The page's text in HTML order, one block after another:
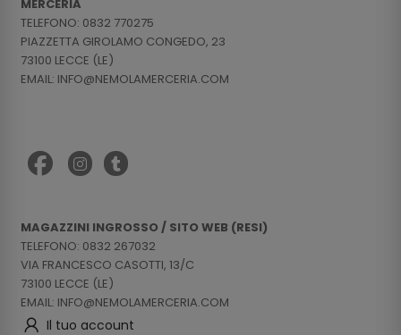
MERCERIA
TELEFONO: 0832 770275
PIAZZETTA GIROLAMO CONGEDO, 23
73100 LECCE (LE)
EMAIL: INFO@NEMOLAMERCERIA.COM
MAGAZZINI INGROSSO / SITO WEB (RESI)
TELEFONO: 0832 267032
VIA FRANCESCO CASOTTI, 13/C
73100 LECCE (LE)
EMAIL: INFO@NEMOLAMERCERIA.COM
Il tuo account